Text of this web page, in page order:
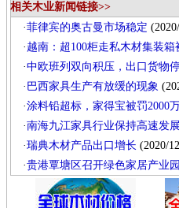
相关木业新闻链接>>
·菲律宾的奥古曼市场稳定
· 越南：超100柜走私木材集装箱
·中欧班列双向积压，出口货物
· 巴西家具生产有放缓的现象
·涂料铅超标，家得宝被罚2000
·南海九江家具行业保持高速发展
·瑞典木材产品出口增长 (2020/
·贵港覃塘区召开绿色家居产业